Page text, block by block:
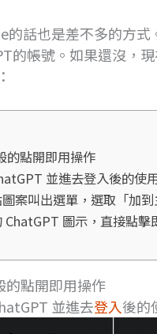
話也是差不多的方
的帳號。如果還沒，
的點開即用操作
並進去登入後的使
案叫出選單，選取「加到
圖示，直接點
的點開即用操作
並進去登入後的